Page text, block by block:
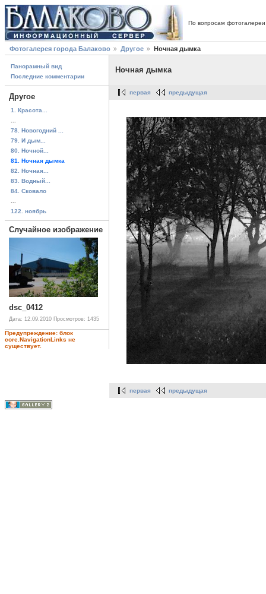
По вопросам
Фотогалерея города Балаково Другое Ночная дымка
Панорамный вид
Последние комментарии
Другое
1. Красота...
78. Новогодний ...
79. И дым...
80. Ночной...
81. Ночная дымка
82. Ночная...
83. Водный...
84. Сковало
122. ноябрь
Случайное изображение
dsc_0412
Дата: 12.09.2010 Просмотров: 1435
Предупреждение: блок
core.NavigationLinks не
существует.
Ночная дымка
первая предыдущая
первая предыдущая